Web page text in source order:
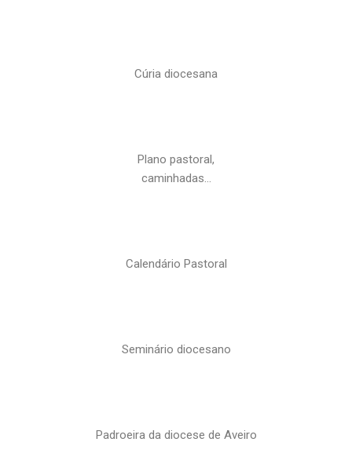
Cúria diocesana
Plano pastoral,
caminhadas…
Calendário Pastoral
Seminário diocesano
Padroeira da diocese de Aveiro